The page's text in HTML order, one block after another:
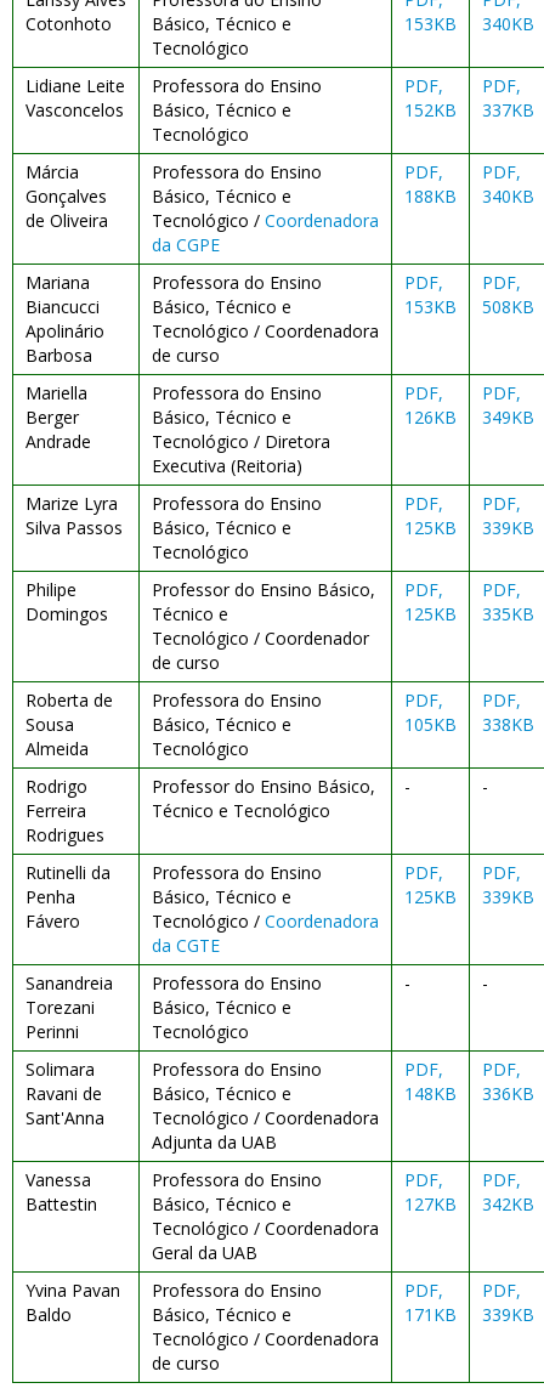
Cotonhoto
Básico, Técnico e
Tecnológico
153KB
340KB
Lidiane Leite
Vasconcelos
Professora do Ensino
Básico, Técnico e
Tecnológico
PDF,
152KB
PDF,
337KB
Márcia
Gonçalves
de Oliveira
Professora do Ensino
Básico, Técnico e
Tecnológico / Coordenadora
da CGPE
PDF,
188KB
PDF,
340KB
Mariana
Biancucci
Apolinário
Barbosa
Professora do Ensino
Básico, Técnico e
Tecnológico / Coordenadora
de curso
PDF,
153KB
PDF,
508KB
Mariella
Berger
Andrade
Professora do Ensino
Básico, Técnico e
Tecnológico / Diretora
Executiva (Reitoria)
PDF,
126KB
PDF,
349KB
Marize Lyra
Silva Passos
Professora do Ensino
Básico, Técnico e
Tecnológico
PDF,
125KB
PDF,
339KB
Philipe
Domingos
Professor do Ensino Básico,
Técnico e
Tecnológico / Coordenador
de curso
PDF,
125KB
PDF,
335KB
Roberta de
Sousa
Almeida
Professora do Ensino
Básico, Técnico e
Tecnológico
PDF,
105KB
PDF,
338KB
Rodrigo
Ferreira
Rodrigues
Professor do Ensino Básico,
Técnico e Tecnológico
- -
Rutinelli da
Penha
Fávero
Professora do Ensino
Básico, Técnico e
Tecnológico / Coordenadora
da CGTE
PDF,
125KB
PDF,
339KB
Sanandreia
Torezani
Perinni
Professora do Ensino
Básico, Técnico e
Tecnológico
- -
Solimara
Ravani de
Sant'Anna
Professora do Ensino
Básico, Técnico e
Tecnológico / Coordenadora
Adjunta da UAB
PDF,
148KB
PDF,
336KB
Vanessa
Battestin
Professora do Ensino
Básico, Técnico e
Tecnológico / Coordenadora
Geral da UAB
PDF,
127KB
PDF,
342KB
Yvina Pavan
Baldo
Professora do Ensino
Básico, Técnico e
Tecnológico / Coordenadora
de curso
PDF,
171KB
PDF,
339KB